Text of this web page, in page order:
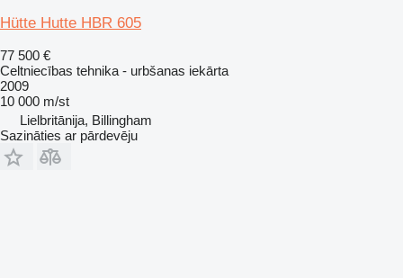
Hütte Hutte HBR 605
77 500 €
Celtniecības tehnika - urbšanas iekārta
2009
10 000 m/st
Lielbritānija, Billingham
Sazināties ar pārdevēju